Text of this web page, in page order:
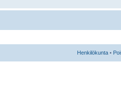
Henkilökunta •